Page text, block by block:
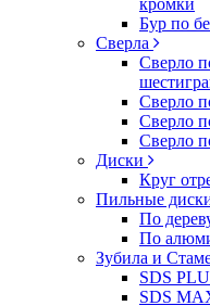
кромки
Бур по
Сверла
Сверло
Сверло
Сверло
Сверло
Диски
Круг
Пильные
По
По
Зубила и
SDS
SDS